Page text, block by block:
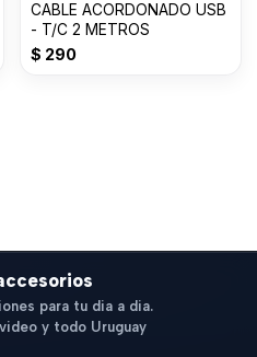
CABLE ACORDONADO USB
- T/C 2 METROS
$ 290
para tu dia a dia.
y todo Uruguay